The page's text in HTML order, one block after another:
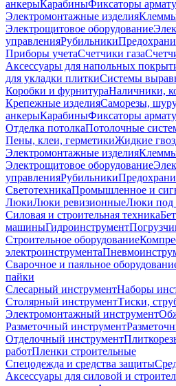
анкерыКарабиныФиксаторы
Электромонтажные изделия
Электрощитовое оборудование
управленияРубильники
Приборы учетаСчетчики газа
Аксессуары для напольных
для укладки плиткиСистемы
Коробки и фурнитураНаличники,
Крепежные изделияСаморезы,
анкерыКарабиныФиксаторы
Отделка потолкаПотолочные
Пены, клеи, герметикиЖидкие
Электромонтажные изделия
Электрощитовое оборудование
управленияРубильники
СветотехникаПромышленное и
ЛюкиЛюки ревизионныеЛюки под
Силовая и строительная техника
машиныГидроинструмент
Строительное оборудование
электроинструмента
Сварочное и паяльное
пайки
Слесарный инструментНаборы
Столярный инструментТиски,
Электромонтажный инструмент
Разметочный инструмент
Отделочный инструмент
работПленки строительные
Спецодежда и средства защиты
Аксессуары для силовой и